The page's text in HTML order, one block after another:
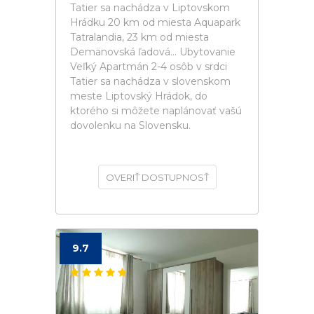
Tatier sa nachádza v Liptovskom
Hrádku 20 km od miesta Aquapark
Tatralandia, 23 km od miesta
Demänovská ľadová... Ubytovanie
Veľký Apartmán 2-4 osôb v srdci
Tatier sa nachádza v slovenskom
meste Liptovský Hrádok, do
ktorého si môžete naplánovať vašú
dovolenku na Slovensku.
OVERIŤ DOSTUPNOSŤ
9.7